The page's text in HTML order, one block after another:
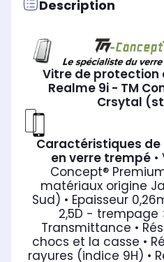
Description
Vitre de protection
Realme 9i - TM
Crsytal
Caractéristiques
en verre trempé
Concept®
matériaux origine
Sud) • Epaisseur
2,5D - trempage
Transmittance •
chocs et la casse •
rayures (indice 9H) •